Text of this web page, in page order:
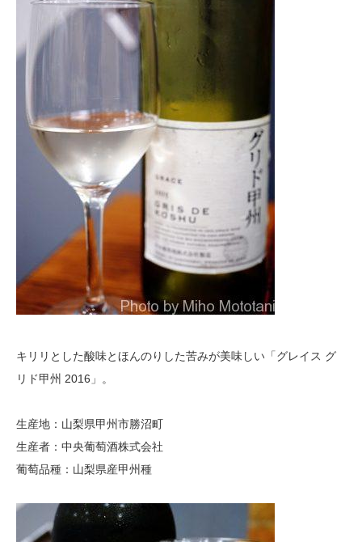
キリリとした酸味とほんのりした苦みが美味しい「グレイス グ
リド甲州 2016」。
生産地：山梨県甲州市勝沼町
生産者：中央葡萄酒株式会社
葡萄品種：山梨県産甲州種